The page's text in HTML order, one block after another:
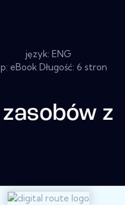
język: ENG
eBook Długość: 6 stron
z